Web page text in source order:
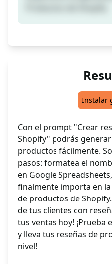
Instalar
Con el prompt "Crear
Shopify" podrás
productos fácilmente.
pasos: formatea el
en Google
finalmente importa en
de productos de
de tus clientes con
tus ventas hoy! ¡Prueba
y lleva tus reseñas de
nivel!